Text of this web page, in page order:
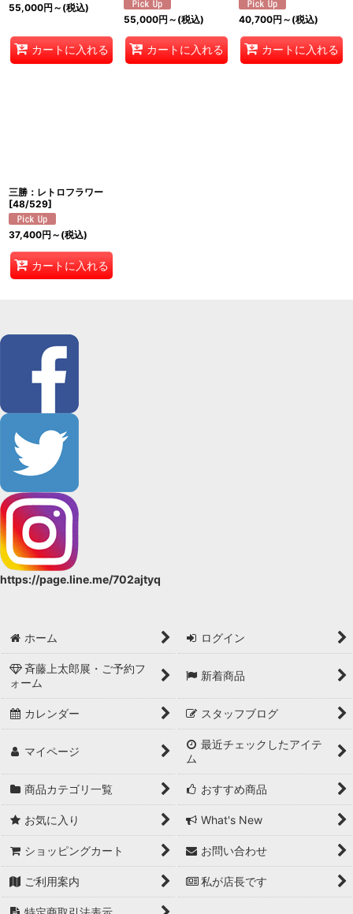
55,000円 ～ (税込)
カートに入れる
55,000円 ～ (税込)
カートに入れる
40,700円 ～ (税込)
カートに入れる
三勝：レトロフラワー
[48/529]
37,400円 ～ (税込)
カートに入れる
https://page.line.me/702ajtyq
ホーム ログイン
斉藤上太郎展・ご予約フ
ォーム
新着商品
カレンダー スタッフブログ
マイページ
最近チェックしたアイテ
ム
商品カテゴリ一覧 おすすめ商品
お気に入り What's New
ショッピングカート お問い合わせ
ご利用案内 私が店長です